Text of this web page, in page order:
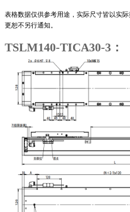
表格数据仅供参考用途，实际尺寸皆以实
更恕不另行通知。
TSLM140-TICA30-3：